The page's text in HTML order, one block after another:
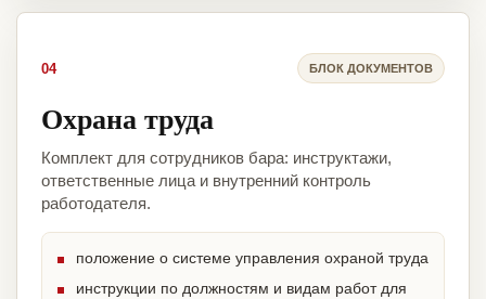
04 БЛОК ДОКУМЕНТОВ
Охрана труда
Комплект для сотрудников бара: инструктажи,
ответственные лица и внутренний контроль
работодателя.
положение о системе управления охраной труда
инструкции по должностям и видам работ для